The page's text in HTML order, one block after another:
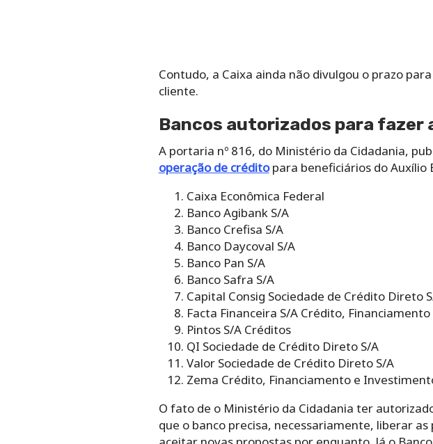
Contudo, a Caixa ainda não divulgou o prazo
cliente.
Bancos autorizados para fazer
A portaria nº 816, do Ministério da Cidadania,
operação de créditopara beneficiários do Auxílio
Caixa Econômica Federal
Banco Agibank S/A
Banco Crefisa S/A
Banco Daycoval S/A
Banco Pan S/A
Banco Safra S/A
Capital Consig Sociedade de Crédito Direto
Facta Financeira S/A Crédito,
Pintos S/A Créditos
QI Sociedade de Crédito Direto S/A
Valor Sociedade de Crédito Direto S/A
Zema Crédito, Financiamento e
O fato de o Ministério da Cidadania ter
que o banco precisa, necessariamente, liberar